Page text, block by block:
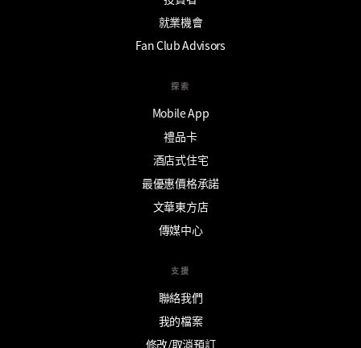
就業機會
Fan Club Advisors
探索
Mobile App
禮品卡
酒店式住宅
最優惠價格承諾
文華東方店
傳媒中心
支援
聯絡我們
我的檔案
修改/取消預訂